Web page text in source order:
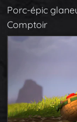
Porc-épic
Comptoir